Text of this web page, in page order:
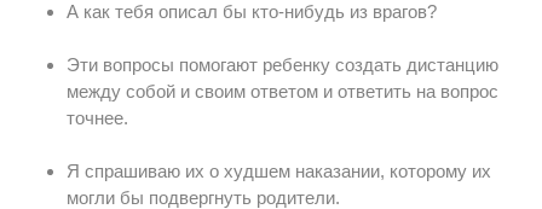
А как тебя описал бы кто-нибудь из врагов?
Эти вопросы помогают ребенку создать дистанцию
между собой и своим ответом и ответить на вопрос
точнее.
Я спрашиваю их о худшем наказании, которому их
могли бы подвергнуть родители.